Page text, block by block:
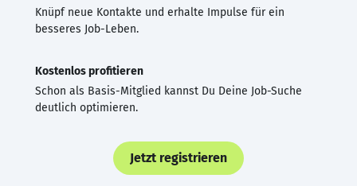
Knüpf neue Kontakte und erhalte Impulse für ein
besseres Job-Leben.
Kostenlos profitieren
Schon als Basis-Mitglied kannst Du Deine Job-Suche
deutlich optimieren.
Jetzt registrieren